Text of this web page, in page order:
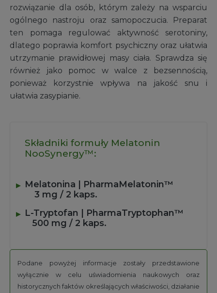
rozwiązanie dla osób, którym zależy na wsparciu
ogólnego nastroju oraz samopoczucia. Preparat
ten pomaga regulować aktywność serotoniny,
dlatego poprawia komfort psychiczny oraz ułatwia
utrzymanie prawidłowej masy ciała. Sprawdza się
również jako pomoc w walce z bezsennością,
ponieważ korzystnie wpływa na jakość snu i
ułatwia zasypianie.
Składniki formuły Melatonin
NooSynergy™:
Melatonina | PharmaMelatonin™
3 mg / 2 kaps.
L-Tryptofan | PharmaTryptophan™
500 mg / 2 kaps.
Podane powyżej informacje zostały przedstawione
wyłącznie w celu uświadomienia naukowych oraz
historycznych faktów określających właściwości, działanie